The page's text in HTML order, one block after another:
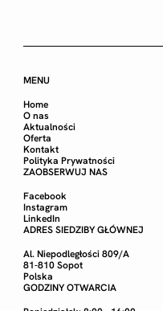
MENU
Home
O nas
Aktualności
Oferta
Kontakt
Polityka Prywatności
ZAOBSERWUJ NAS
Facebook
Instagram
LinkedIn
ADRES SIEDZIBY GŁÓWNEJ
Al. Niepodległości 809/A
81-810 Sopot
Polska
GODZINY OTWARCIA